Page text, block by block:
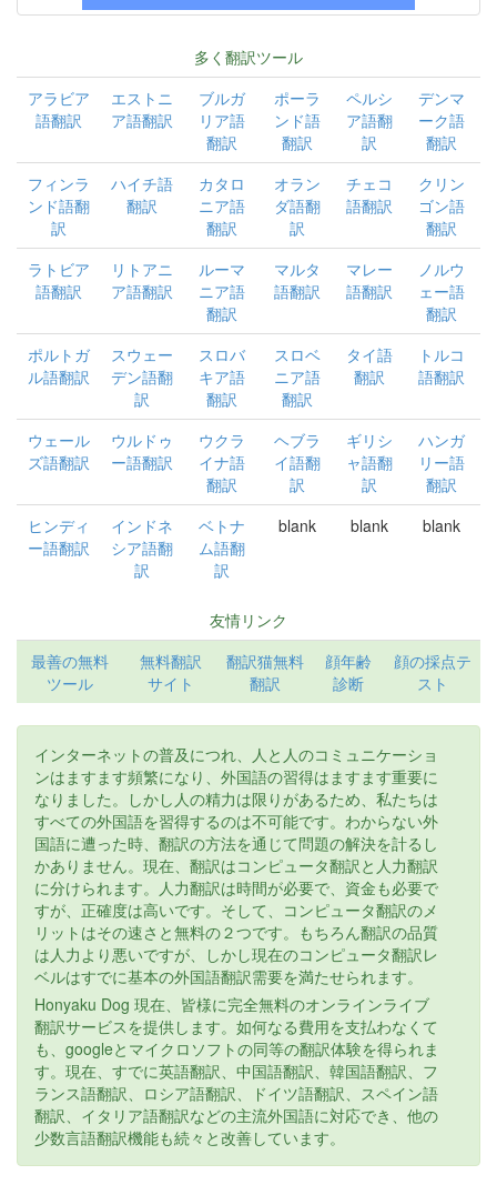
多く翻訳ツール
アラビア
語翻訳
エストニ
ア語翻訳
ブルガ
リア語
翻訳
ポーラ
ンド語
翻訳
ペルシ
ア語翻
訳
デンマ
ーク語
翻訳
フィンラ
ンド語翻
訳
ハイチ語
翻訳
カタロ
ニア語
翻訳
オラン
ダ語翻
訳
チェコ
語翻訳
クリン
ゴン語
翻訳
ラトビア
語翻訳
リトアニ
ア語翻訳
ルーマ
ニア語
翻訳
マルタ
語翻訳
マレー
語翻訳
ノルウ
ェー語
翻訳
ポルトガ
ル語翻訳
スウェー
デン語翻
訳
スロバ
キア語
翻訳
スロベ
ニア語
翻訳
タイ語
翻訳
トルコ
語翻訳
ウェール
ズ語翻訳
ウルドゥ
ー語翻訳
ウクラ
イナ語
翻訳
ヘブラ
イ語翻
訳
ギリシ
ャ語翻
訳
ハンガ
リー語
翻訳
ヒンディ
ー語翻訳
インドネ
シア語翻
訳
ベトナ
ム語翻
訳
blank blank blank
友情リンク
最善の無料
ツール
無料翻訳
サイト
翻訳猫無料
翻訳
顔年齢
診断
顔の採点テ
スト
インターネットの普及につれ、人と人のコミュニケーショ
ンはますます頻繁になり、外国語の習得はますます重要に
なりました。しかし人の精力は限りがあるため、私たちは
すべての外国語を習得するのは不可能です。わからない外
国語に遭った時、翻訳の方法を通じて問題の解決を計るし
かありません。現在、翻訳はコンピュータ翻訳と人力翻訳
に分けられます。人力翻訳は時間が必要で、資金も必要で
すが、正確度は高いです。そして、コンピュータ翻訳のメ
リットはその速さと無料の２つです。もちろん翻訳の品質
は人力より悪いですが、しかし現在のコンピュータ翻訳レ
ベルはすでに基本の外国語翻訳需要を満たせられます。
Honyaku Dog 現在、皆様に完全無料のオンラインライブ
翻訳サービスを提供します。如何なる費用を支払わなくて
も、googleとマイクロソフトの同等の翻訳体験を得られま
す。現在、すでに英語翻訳、中国語翻訳、韓国語翻訳、フ
ランス語翻訳、ロシア語翻訳、ドイツ語翻訳、スペイン語
翻訳、イタリア語翻訳などの主流外国語に対応でき、他の
少数言語翻訳機能も続々と改善しています。